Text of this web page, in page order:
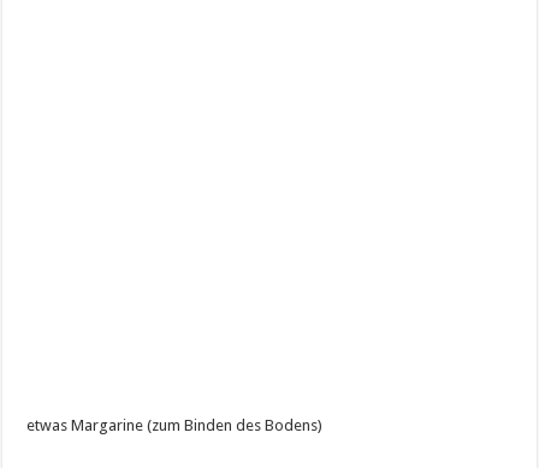
etwas Margarine (zum Binden des Bodens)